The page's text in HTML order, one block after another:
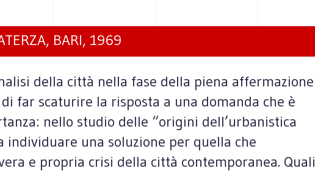
BARI, 1969
della città nella fase della piena affermazione
far scaturire la risposta a una domanda che è
nello studio delle “origini dell’urbanistica
una soluzione per quella che
e propria crisi della città contemporanea. Quali